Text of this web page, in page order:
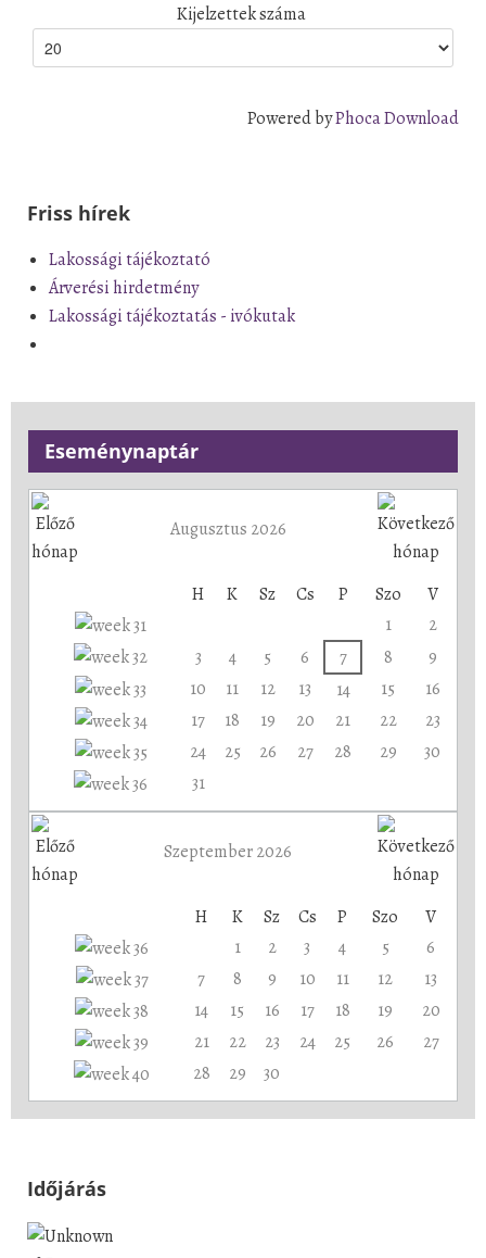
Kijelzettek száma
Powered byPhoca Download
Friss hírek
Lakossági tájékoztató
Árverési hirdetmény
Lakossági tájékoztatás - ivókutak
Eseménynaptár
Augusztus 2026
H K Sz Cs P Szo
V
1
2
3
4 5 6 7 8
9
10
11 12 13 14 15
16
17
18 19 20 21 22
23
24
25 26 27 28 29
30
31
Szeptember 2026
H K Sz Cs P Szo
V
1
2 3 4 5
6
7
8 9 10 11 12
13
14
15 16 17 18 19
20
21
22 23 24 25 26
27
28
29 30
Időjárás